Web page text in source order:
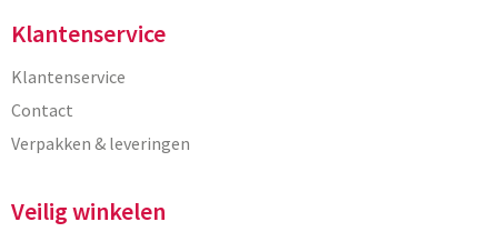
Klantenservice
Klantenservice
Contact
Verpakken & leveringen
Veilig winkelen